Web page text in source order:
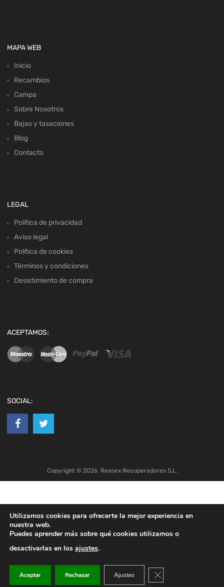
MAPA WEB
Inicio
Recambios
Campa
Sobre Nosotros
Bajas y tasaciones
Blog
Contacto
LEGAL
Política de privacidad
Aviso legal
Política de cookies
Términos y condiciones
Desistimiento de compra
ACEPTAMOS:
SOCIAL:
Copyright © 2026 Resoex Recuperadores S.L.
Utilizamos cookies para ofrecerte la mejor experiencia en
nuestra web.
Puedes aprender más sobre qué cookies utilizamos o
desactivarlas en los ajustes.
Aceptar Rechazar Ajustes Cerrar el banner de